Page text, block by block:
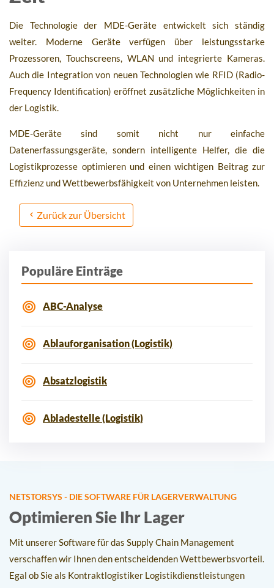
Die Technologie der MDE-Geräte entwickelt sich ständig
weiter. Moderne Geräte verfügen über leistungsstarke
Prozessoren, Touchscreens, WLAN und integrierte Kameras.
Auch die Integration von neuen Technologien wie RFID (Radio-
Frequency Identification) eröffnet zusätzliche Möglichkeiten in
der Logistik.
MDE-Geräte sind somit nicht nur einfache
Datenerfassungsgeräte, sondern intelligente Helfer, die die
Logistikprozesse optimieren und einen wichtigen Beitrag zur
Effizienz und Wettbewerbsfähigkeit von Unternehmen leisten.
Zurück zur Übersicht
Populäre Einträge
ABC-Analyse
Ablauforganisation (Logistik)
Absatzlogistik
Abladestelle (Logistik)
NETSTORSYS - DIE SOFTWARE FÜR LAGERVERWALTUNG
Optimieren Sie Ihr Lager
Mit unserer Software für das Supply Chain Management
verschaffen wir Ihnen den entscheidenden Wettbewerbsvorteil.
Egal ob Sie als Kontraktlogistiker Logistikdienstleistungen